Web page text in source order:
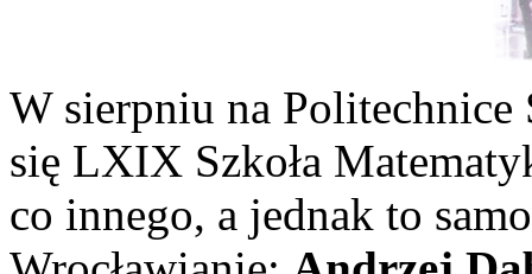
W sierpniu na
się LXIX Szkoła
co innego, a jednak to